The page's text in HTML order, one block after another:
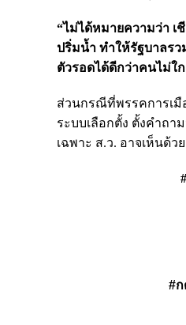
“ไม่ได้หมายความว่า เ
ปริ่มน้ำ ทำให้รัฐบาลรว
ตัวรอดได้ดีกว่าคนไม่ใ
ส่วนกรณีที่พรรคการเมื
ระบบเลือกตั้ง ตั้งคำถา
เฉพาะ ส.ว. อาจเห็นด้ว
#